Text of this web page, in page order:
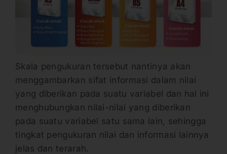
Skala pengukuran tersebut nantinya akan
menggambarkan sifat informasi dalam nilai
yang diberikan pada suatu variabel dan hal ini
menghubungkan nilai-nilai yang diberikan
pada suatu variabel satu sama lain, sehingga
tingkat pengukuran nilai dan informasi lainnya
jelas dan terarah.